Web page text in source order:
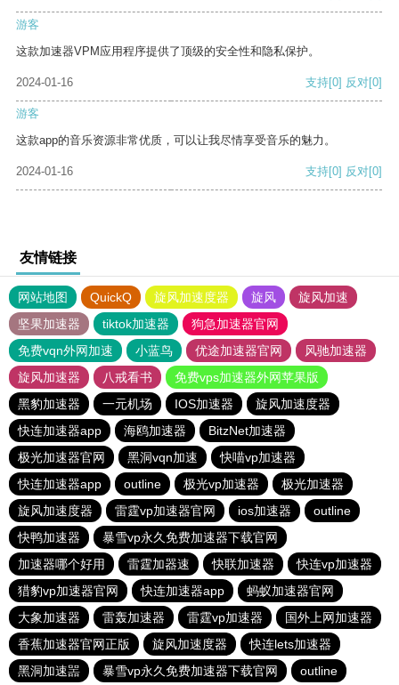
游客
这款加速器VPM应用程序提供了顶级的安全性和隐私保护。
2024-01-16 支持[0] 反对[0]
游客
这款app的音乐资源非常优质，可以让我尽情享受音乐的魅力。
2024-01-16 支持[0] 反对[0]
友情链接
网站地图 QuickQ 旋风加速度器 旋风
旋风加速
坚果加速器
tiktok加速器
狗急加速器官网
免费vqn外网加速
小蓝鸟 优途加速器官网
风驰加速器
旋风加速器
八戒看书
免费vps加速器外网苹果版
黑豹加速器
一元机场 IOS加速器
旋风加速度器
快连加速器app
海鸥加速器
BitzNet加速器
极光加速器官网
黑洞vqn加速
快喵vp加速器
快连加速器app
outline 极光vp加速器
极光加速器
旋风加速度器
雷霆vp加速器官网 ios加速器
outline
快鸭加速器
暴雪vp永久免费加速器下载官网
加速器哪个好用
雷霆加器速 快联加速器
快连vp加速器
猎豹vp加速器官网
快连加速器app
蚂蚁加速器官网
大象加速器
雷轰加速器 雷霆vp加速器
国外上网加速器
香蕉加速器官网正版
旋风加速度器
快连lets加速器
黑洞加速噐
暴雪vp永久免费加速器下载官网 outline